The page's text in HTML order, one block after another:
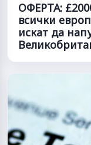
ОФЕРТА:
всички
искат да